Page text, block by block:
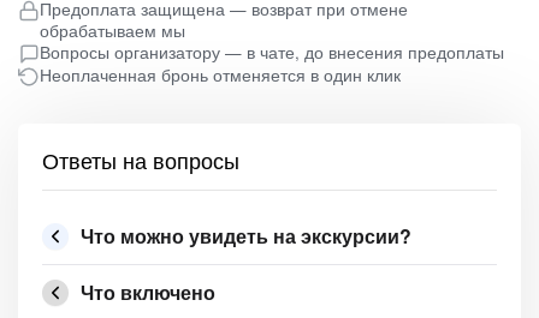
Предоплата защищена — возврат при отмене
обрабатываем мы
Вопросы организатору — в чате, до внесения предоплаты
Неоплаченная бронь отменяется в один клик
Ответы на вопросы
Что можно увидеть на экскурсии?
Что включено